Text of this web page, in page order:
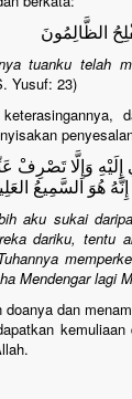
الظَّالِمُونَ
tuanku telah
Yusuf: 23)
وَإِلَّا تَصْرِفْ
هُوَ السَّمِيعُ
aku sukai
dariku, tentu
Mendengar lagi
dan